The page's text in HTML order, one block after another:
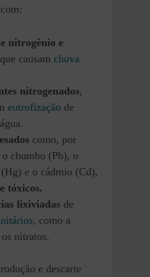
nitrogênio e
causam chuva
nitrogenados,
eutrofização de
como, por
chumbo (Pb), o
e o cádmio (Cd),
tóxicos.
lixiviadas de
como a
os nitratos.
e descarte